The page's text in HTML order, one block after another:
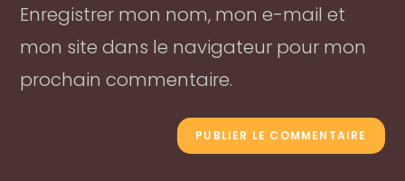
(optional)
Enregistrer mon nom, mon e-mail et
mon site dans le navigateur pour mon
prochain commentaire.